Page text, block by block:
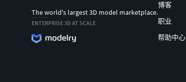
The world's largest 3D model marketplace.
ENTERPRISE 3D AT SCALE
博客
职业
帮助中心